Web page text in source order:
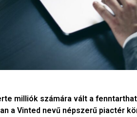
milliók számára vált a
a Vinted nevű népszerű piactér